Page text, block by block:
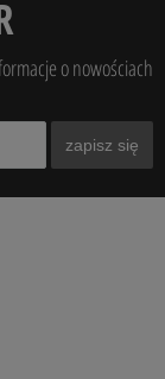
o nowościach
zapisz się